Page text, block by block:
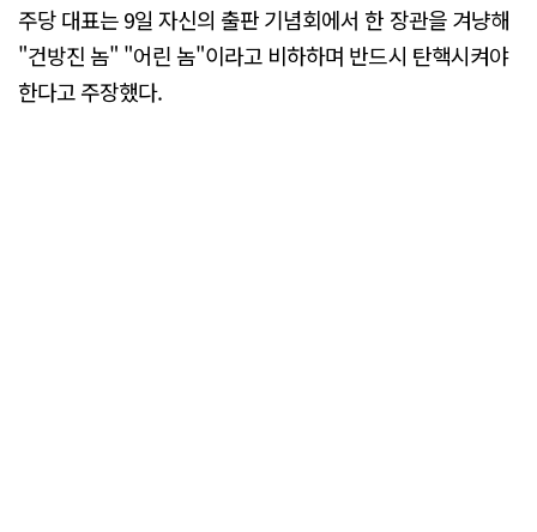
주당 대표는 9일 자신의 출판 기념회에서 한 장관을 겨냥해
"건방진 놈" "어린 놈"이라고 비하하며 반드시 탄핵시켜야
한다고 주장했다.